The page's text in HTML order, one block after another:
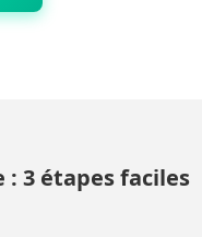
3 étapes faciles